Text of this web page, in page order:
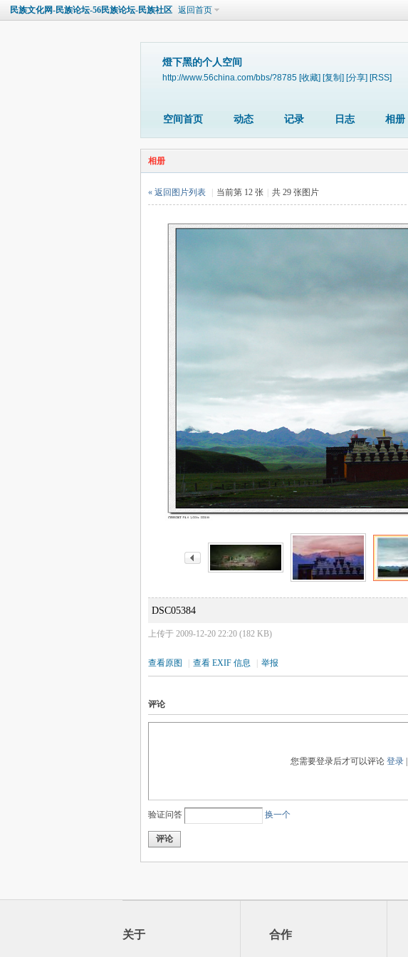
民族文化网-民族论坛-56民族论坛-民族社区 返回首页
燈下黑的个人空间
http://www.56china.com/bbs/?8785 [收藏] [复制] [分享] [RSS]
空间首页 动态 记录 日志 相册
相册
« 返回图片列表 当前第 12 张 共 29 张图片
DSC05384
上传于 2009-12-20 22:20 (182 KB)
查看原图 | 查看 EXIF 信息 | 举报
评论
您需要登录后才可以评论 登录|
验证问答 换一个
评论
关于 合作